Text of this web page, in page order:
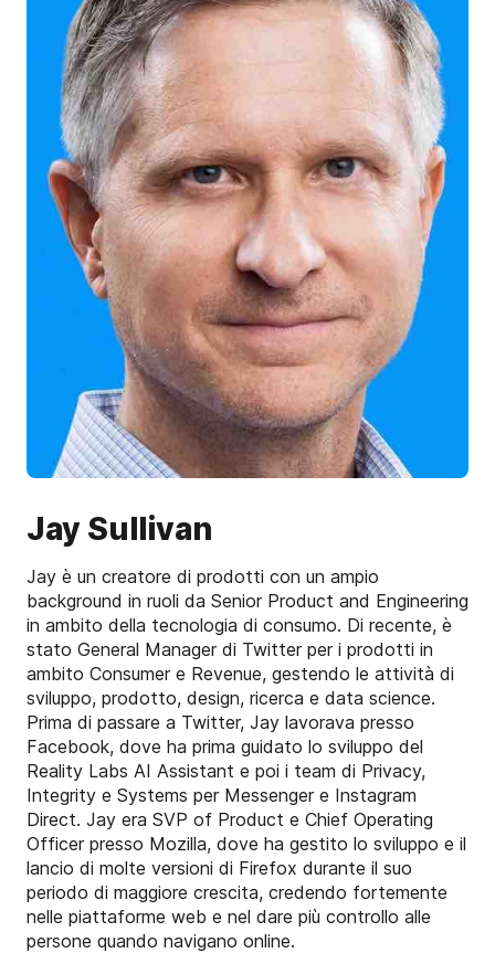
Jay Sullivan
Jay è un creatore di prodotti con un ampio
background in ruoli da Senior Product and Engineering
in ambito della tecnologia di consumo. Di recente, è
stato General Manager di Twitter per i prodotti in
ambito Consumer e Revenue, gestendo le attività di
sviluppo, prodotto, design, ricerca e data science.
Prima di passare a Twitter, Jay lavorava presso
Facebook, dove ha prima guidato lo sviluppo del
Reality Labs AI Assistant e poi i team di Privacy,
Integrity e Systems per Messenger e Instagram
Direct. Jay era SVP of Product e Chief Operating
Officer presso Mozilla, dove ha gestito lo sviluppo e il
lancio di molte versioni di Firefox durante il suo
periodo di maggiore crescita, credendo fortemente
nelle piattaforme web e nel dare più controllo alle
persone quando navigano online.